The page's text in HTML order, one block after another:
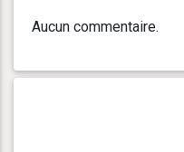
Aucun commentaire.